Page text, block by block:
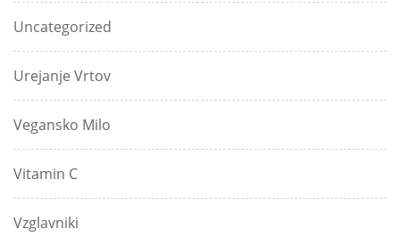
Uncategorized
Urejanje Vrtov
Vegansko Milo
Vitamin C
Vzglavniki